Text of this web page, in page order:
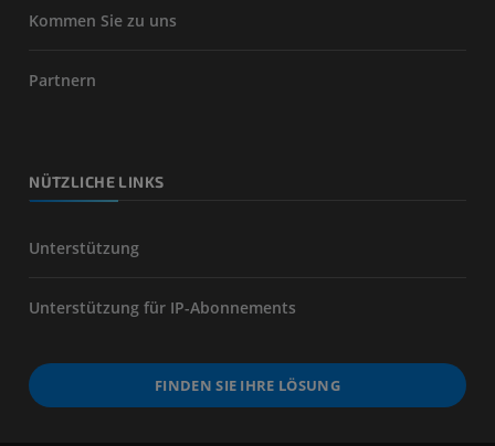
Kommen Sie zu uns
Partnern
NÜTZLICHE LINKS
Unterstützung
Unterstützung für IP-Abonnements
FINDEN SIE IHRE LÖSUNG